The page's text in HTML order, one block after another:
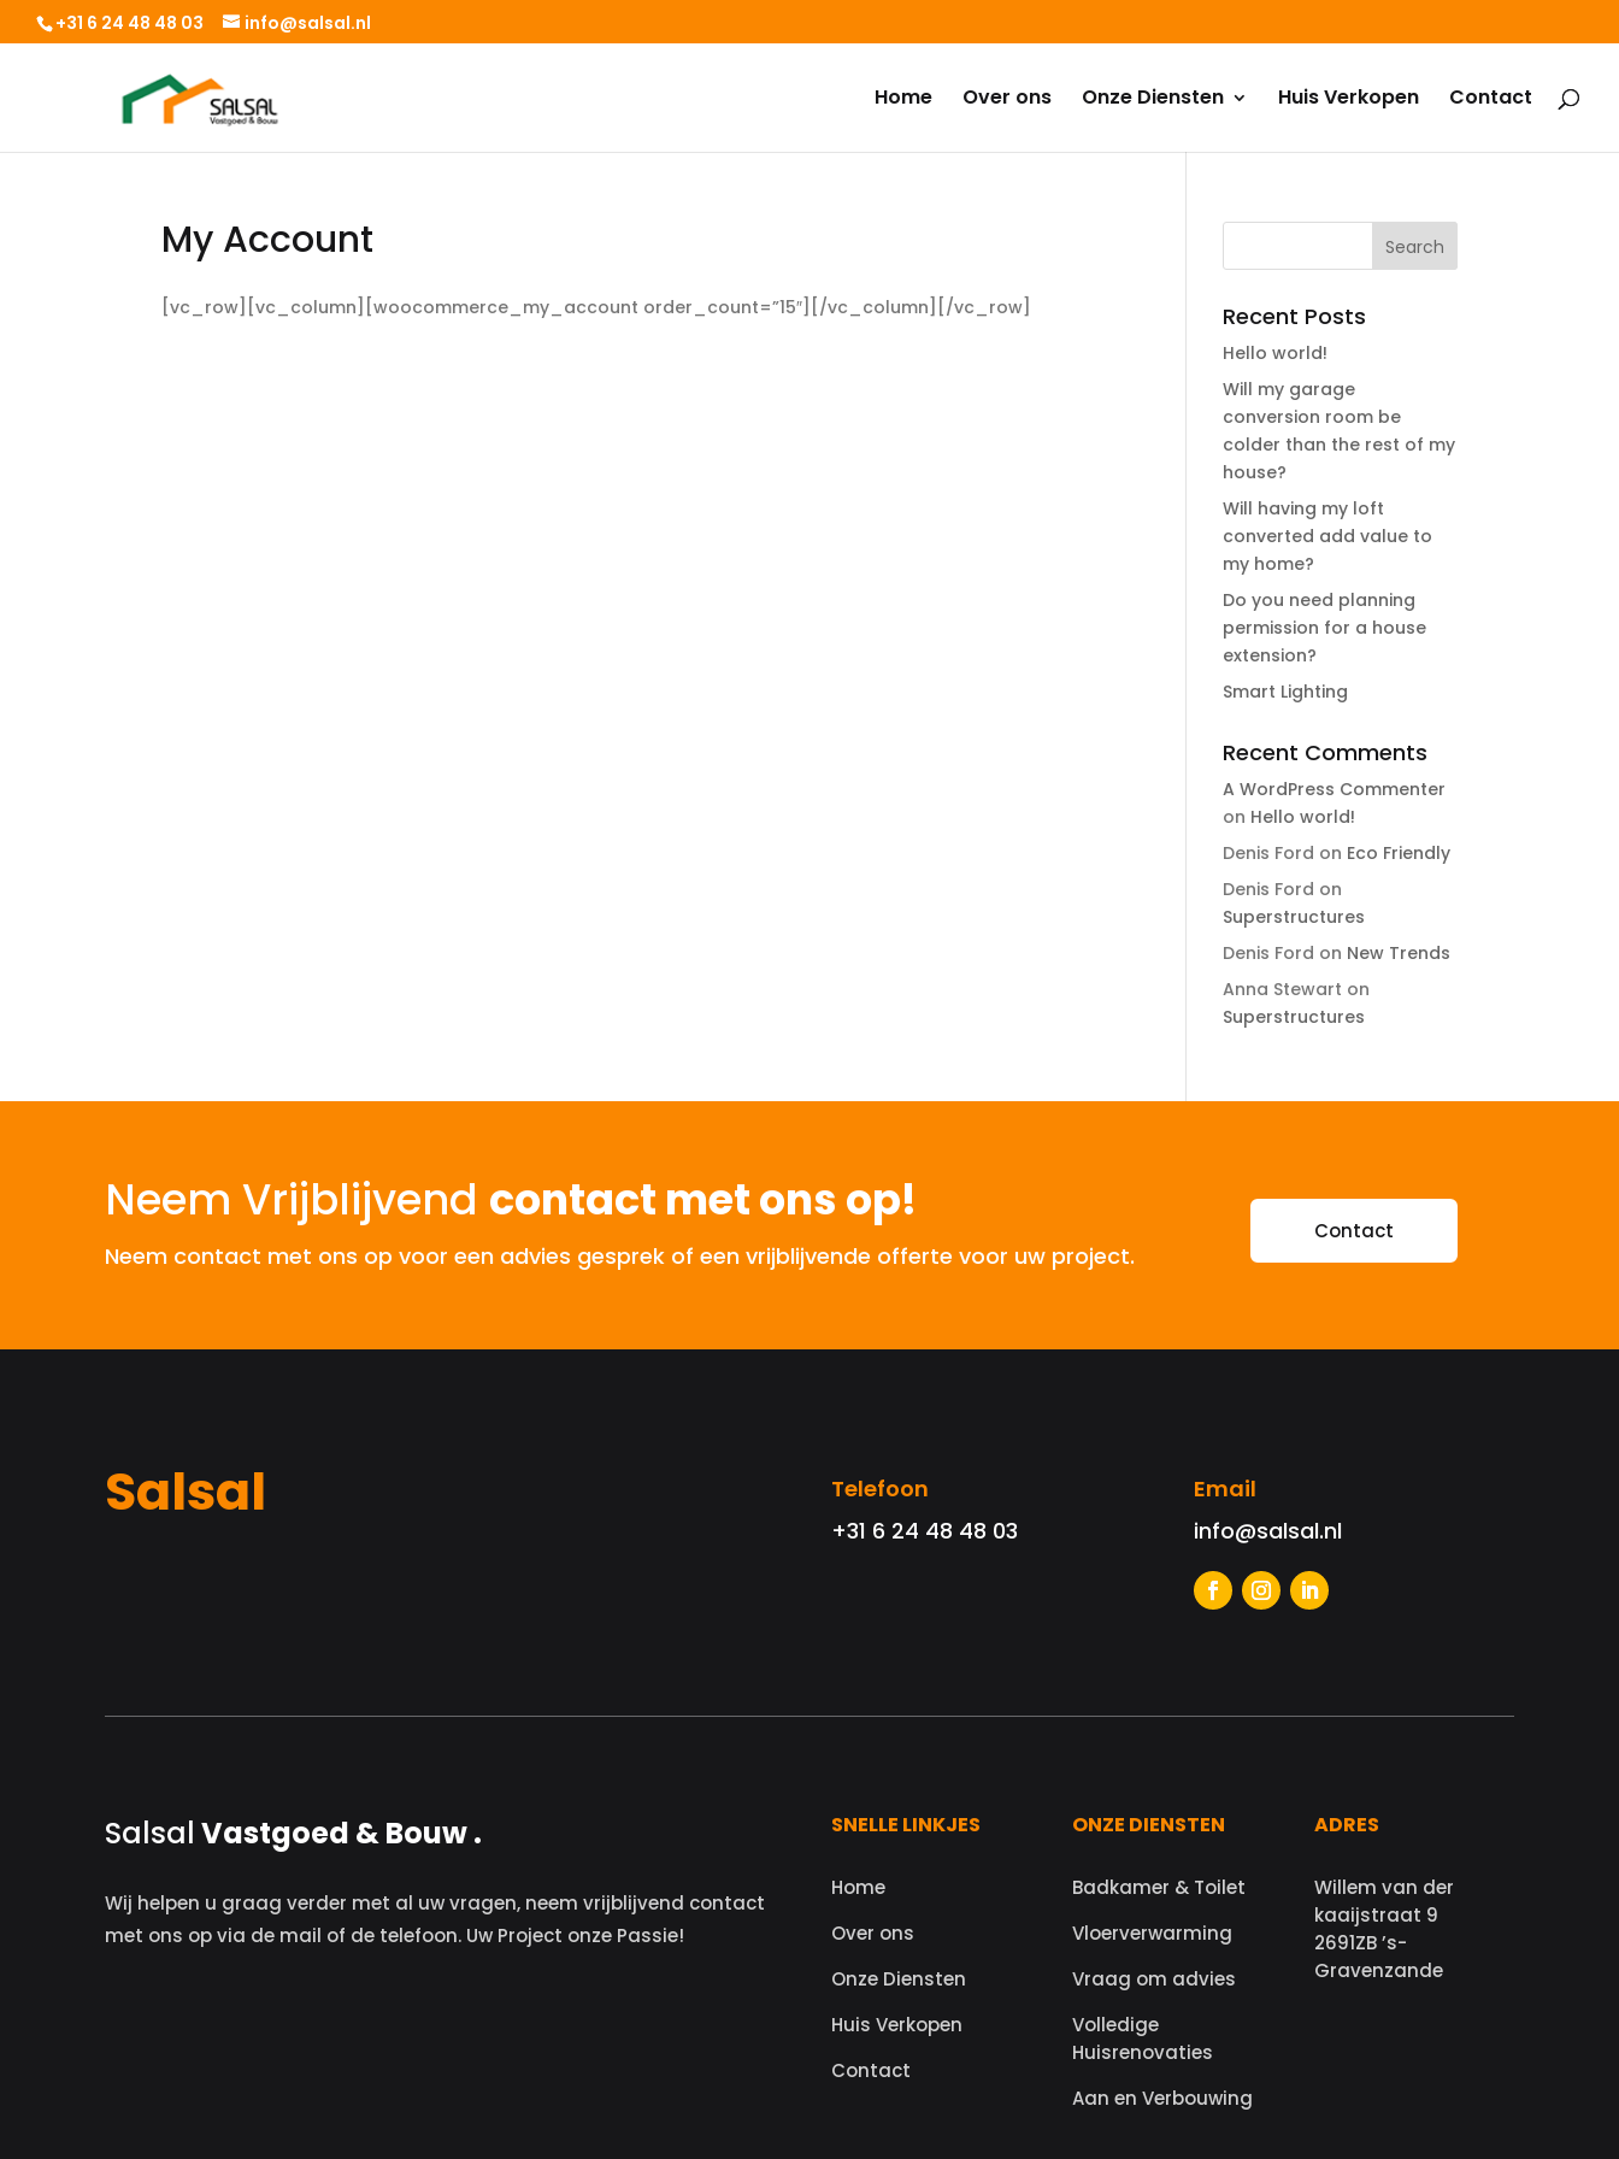
+31 6 24 48 48 03 info@salsal.nl
Home Over ons Onze Diensten Huis Verkopen Contact
My Account
[vc_row][vc_column][woocommerce_my_account order_count=”15″][/vc_column][/vc_row] Recent Posts
Hello world!
Will my garage
conversion room be
colder than the rest of my
house?
Will having my loft
converted add value to
my home?
Do you need planning
permission for a house
extension?
Smart Lighting
Recent Comments
A WordPress Commenter
on Hello world!
Denis Ford on Eco Friendly
Denis Ford on
Superstructures
Denis Ford on New Trends
Anna Stewart on
Superstructures
Neem Vrijblijvend contact met ons op!
Neem contact met ons op voor een advies gesprek of een vrijblijvende offerte voor uw project.
Contact
Salsal
Telefoon
+31 6 24 48 48 03
Email
info@salsal.nl
Salsal Vastgoed & Bouw .
Wij helpen u graag verder met al uw vragen, neem vrijblijvend contact
met ons op via de mail of de telefoon. Uw Project onze Passie!
SNELLE LINKJES
Home
Over ons
Onze Diensten
Huis Verkopen
Contact
ONZE DIENSTEN
Badkamer & Toilet
Vloerverwarming
Vraag om advies
Volledige
Huisrenovaties
Aan en Verbouwing
ADRES
Willem van der
kaaijstraat 9
2691ZB ’s-
Gravenzande